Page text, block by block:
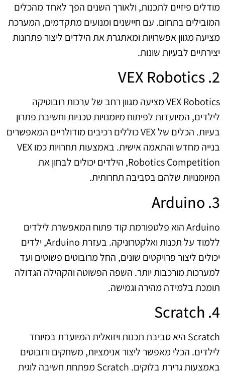
מודלים פיזיים לתכנות, ולאורך השנים הפך לאחד מהכלים
המובילים בתחום. עם חיישנים ומנועים מתקדמים, המערכת
מציעה מגוון אפשרויות ומאתגרת את הילדים ליצור פתרונות
יצירתיים לבעיות שונות.
2. VEX Robotics
VEX Robotics מציעה מגוון רחב של ערכות רובוטיקה
לילדים, המיועדות לפיתוח מיומנויות טכניות וחשיבת פתרון
בעיות. הכלים של VEX כוללים רכיבים מודולריים המאפשרים
בנייה מחדש והתאמה אישית. באמצעות תחרויות כמו VEX
Robotics Competition, הילדים יכולים לבחון את
המיומנויות שלהם בסביבה תחרותית.
3. Arduino
Arduino הוא פלטפורמת קוד פתוח המאפשרת לילדים
ללמוד על תכנות ואלקטרוניקה. בעזרת Arduino, ילדים
יכולים ליצור פרויקטים שונים, החל מרובוטים פשוטים ועד
למערכות מורכבות יותר. השפה הפשוטה והקהילה הגדולה
תומכת בלמידה מהירה וגמישה.
4. Scratch
Scratch היא סביבת תכנות ויזואלית המיועדת במיוחד
לילדים. הכלי מאפשר ליצור אנימציות, משחקים ורובוטים
באמצעות גרירת בלוקים. Scratch מפתחת חשיבה לוגית